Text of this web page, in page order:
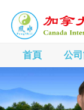
首頁 公